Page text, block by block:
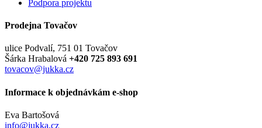
Podpora projektu
Prodejna Tovačov
ulice Podvalí, 751 01 Tovačov
Šárka Hrabalová +420 725 893 691
tovacov@jukka.cz
Informace k objednávkám e-shop
Eva Bartošová
info@jukka.cz